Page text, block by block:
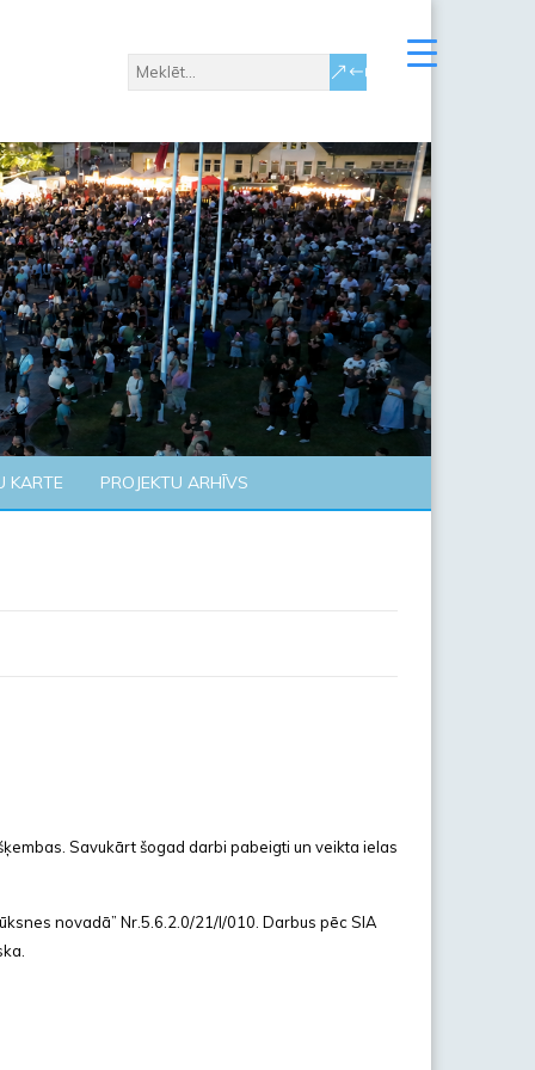
KARTE PROJEKTU ARHĪVS
Savukārt šogad darbi pabeigti un veikta ielas
novadā” Nr.5.6.2.0/21/I/010. Darbus pēc SIA